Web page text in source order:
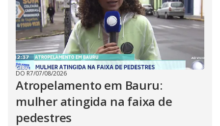
DO R7/07/08/2026
Atropelamento em Bauru:
mulher atingida na faixa de
pedestres